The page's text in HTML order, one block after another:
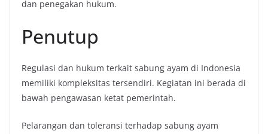
dan penegakan hukum.
Penutup
Regulasi dan hukum terkait sabung ayam di Indonesia
memiliki kompleksitas tersendiri. Kegiatan ini berada di
bawah pengawasan ketat pemerintah.
Pelarangan dan toleransi terhadap sabung ayam